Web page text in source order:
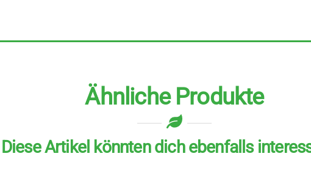
Ähnliche Produkte
Diese Artikel könnten dich ebenfalls